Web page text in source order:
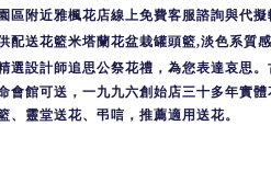
區附近雅楓花店線上免費客服諮詢與代
配送花籃米塔蘭花盆栽罐頭籃,淡色系質
選設計師追思公祭花禮，為您表達哀思
會館可送，一九九六創始店三十多年實
靈堂送花、弔唁，推薦適用送花。